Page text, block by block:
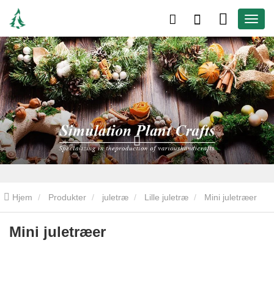
Hjem Produkter juletræ Lille juletræ Mini juletræer
Mini juletræer